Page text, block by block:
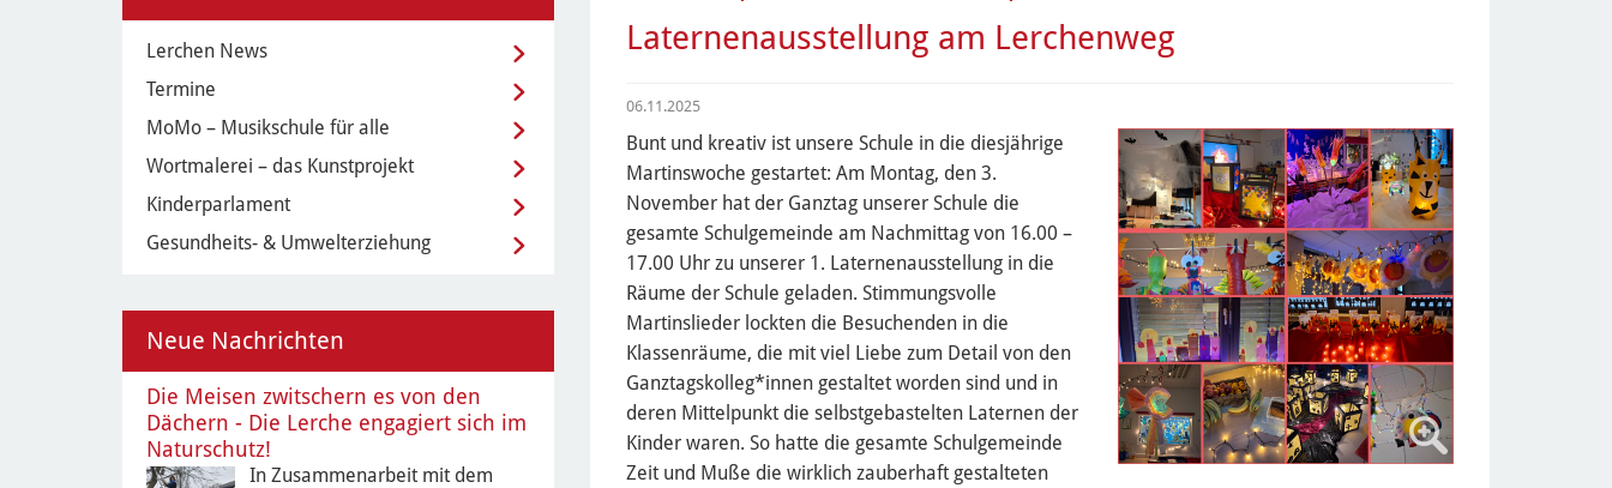
Laternenausstellung am Lerchenweg
06.11.2025
Bunt und kreativ ist unsere Schule in die diesjährige
Martinswoche gestartet: Am Montag, den 3.
November hat der Ganztag unserer Schule die
gesamte Schulgemeinde am Nachmittag von 16.00 –
17.00 Uhr zu unserer 1. Laternenausstellung in die
Räume der Schule geladen. Stimmungsvolle
Martinslieder lockten die Besuchenden in die
Klassenräume, die mit viel Liebe zum Detail von den
Ganztagskolleg*innen gestaltet worden sind und in
deren Mittelpunkt die selbstgebastelten Laternen der
Kinder waren. So hatte die gesamte Schulgemeinde
Zeit und Muße die wirklich zauberhaft gestalteten
Lerchen News
Termine
MoMo – Musikschule für alle
Wortmalerei – das Kunstprojekt
Kinderparlament
Gesundheits- & Umwelterziehung
Neue Nachrichten
Die Meisen zwitschern es von den
Dächern - Die Lerche engagiert sich im
Naturschutz!
In Zusammenarbeit mit dem